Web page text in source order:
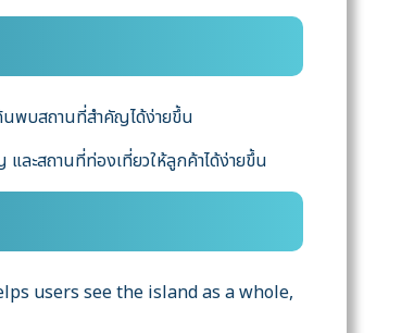
นพบสถานที่สำคัญได้ง่ายขึ้น
และสถานที่ท่องเที่ยวให้ลูกค้าได้ง่ายขึ้น
users see the island as a whole,